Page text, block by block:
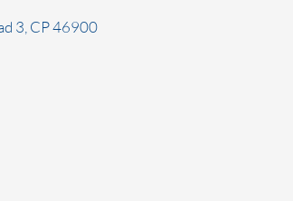
3, CP 46900